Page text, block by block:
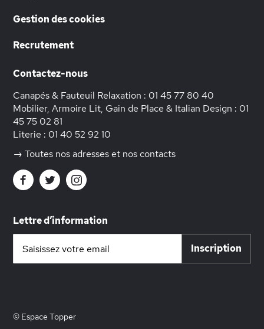
Gestion des cookies
Recrutement
Contactez-nous
Canapés & Fauteuil Relaxation : 01 45 77 80 40
Mobilier, Armoire Lit, Gain de Place & Italian Design : 01
45 75 02 81
Literie : 01 40 52 92 10
→ Toutes nos adresses et nos contacts
Lettre d’information
notre
Inscription
© Espace Topper